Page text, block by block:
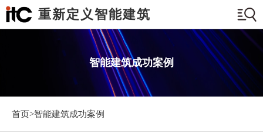
重新定义智能建筑
智能建筑成功案例
首页>智能建筑成功案例